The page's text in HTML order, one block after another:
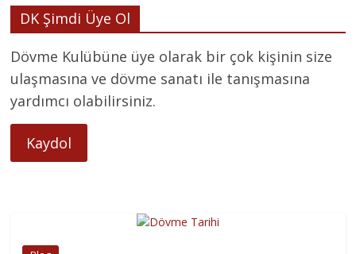
DK Şimdi Üye Ol
Dövme Kulübüne üye olarak bir çok kişinin size
ulaşmasına ve dövme sanatı ile tanışmasına
yardımcı olabilirsiniz.
Kaydol